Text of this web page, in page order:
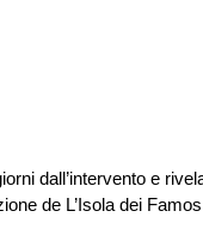
dall’intervento e
de L’Isola dei